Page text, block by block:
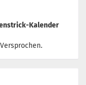
Kalender